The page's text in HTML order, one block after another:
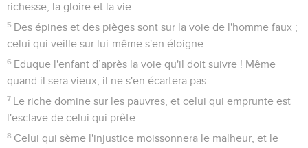
richesse, la gloire et la vie.
5 Des épines et des pièges sont sur la voie de l'homme faux ;
celui qui veille sur lui-même s'en éloigne.
6 Eduque l'enfant d’après la voie qu'il doit suivre ! Même
quand il sera vieux, il ne s'en écartera pas.
7 Le riche domine sur les pauvres, et celui qui emprunte est
l'esclave de celui qui prête.
8 Celui qui sème l'injustice moissonnera le malheur, et le